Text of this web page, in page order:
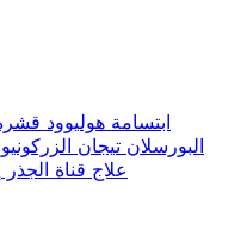
ابتسامة هوليوود
البورسلان تيجان
علاج قناة الجذر